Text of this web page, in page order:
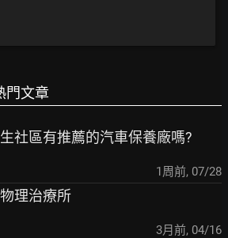
門文章
社區有推薦的汽車保養廠嗎?
1周前, 07/28
理治療所
3月前, 04/16